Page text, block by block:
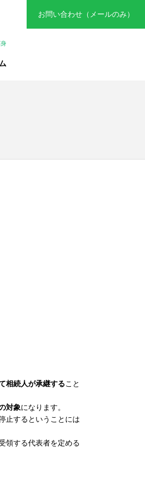
お問い合わせ（メールのみ）
相続人が承継すること
対象になります。
止するということには
領する代表者を定める